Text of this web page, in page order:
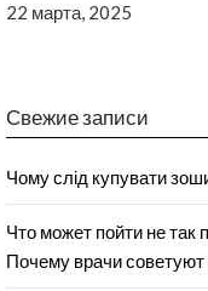
22 марта, 2025
Свежие записи
Чому слід купувати
Что может пойти не так
Почему врачи советуют